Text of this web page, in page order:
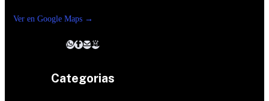
Ver en Google Maps →
Categorias